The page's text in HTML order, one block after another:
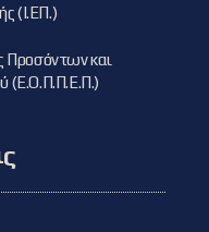
(Ι.ΕΠ.)
Προσόντων και
(Ε.Ο.Π.Π.Ε.Π.)